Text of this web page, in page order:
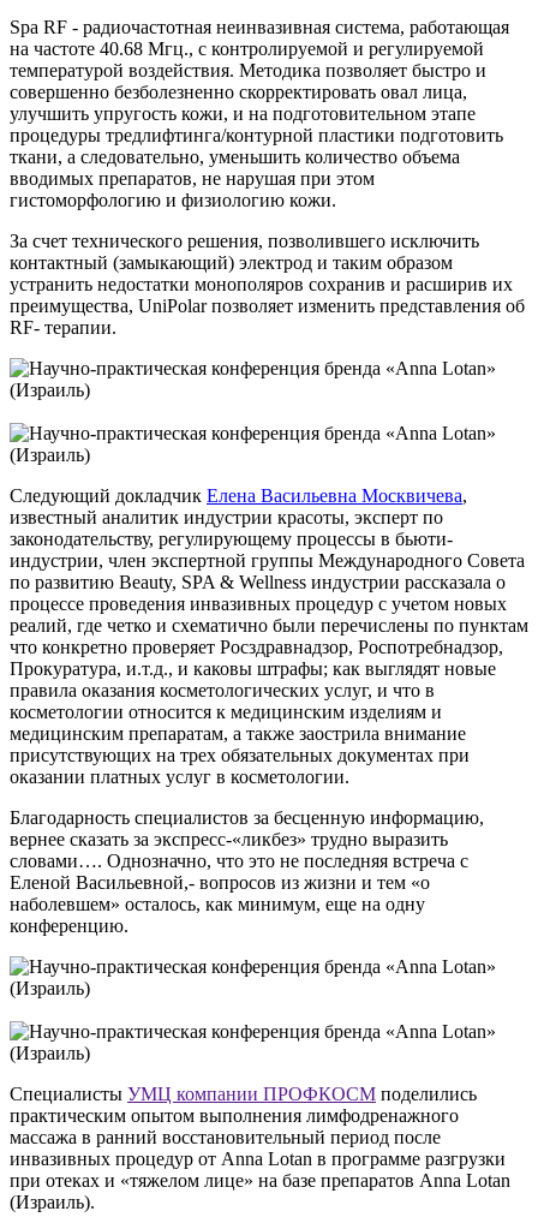
Spa RF - радиочастотная неинвазивная система, работающая
на частоте 40.68 Мгц., с контролируемой и регулируемой
температурой воздействия. Методика позволяет быстро и
совершенно безболезненно скорректировать овал лица,
улучшить упругость кожи, и на подготовительном этапе
процедуры тредлифтинга/контурной пластики подготовить
ткани, а следовательно, уменьшить количество объема
вводимых препаратов, не нарушая при этом
гистоморфологию и физиологию кожи.
За счет технического решения, позволившего исключить
контактный (замыкающий) электрод и таким образом
устранить недостатки монополяров сохранив и расширив их
преимущества, UniPolar позволяет изменить представления об
RF- терапии.
Следующий докладчик Елена Васильевна Москвичева,
известный аналитик индустрии красоты, эксперт по
законодательству, регулирующему процессы в бьюти-
индустрии, член экспертной группы Международного Совета
по развитию Beauty, SPA & Wellness индустрии рассказала о
процессе проведения инвазивных процедур с учетом новых
реалий, где четко и схематично были перечислены по пунктам
что конкретно проверяет Росздравнадзор, Роспотребнадзор,
Прокуратура, и.т.д., и каковы штрафы; как выглядят новые
правила оказания косметологических услуг, и что в
косметологии относится к медицинским изделиям и
медицинским препаратам, а также заострила внимание
присутствующих на трех обязательных документах при
оказании платных услуг в косметологии.
Благодарность специалистов за бесценную информацию,
вернее сказать за экспресс-«ликбез» трудно выразить
словами…. Однозначно, что это не последняя встреча с
Еленой Васильевной,- вопросов из жизни и тем «о
наболевшем» осталось, как минимум, еще на одну
конференцию.
Специалисты УМЦ компании ПРОФКОСМ поделились
практическим опытом выполнения лимфодренажного
массажа в ранний восстановительный период после
инвазивных процедур от Anna Lotan в программе разгрузки
при отеках и «тяжелом лице» на базе препаратов Anna Lotan
(Израиль).